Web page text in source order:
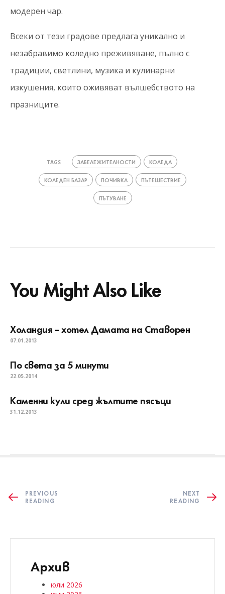
модерен чар.
Всеки от тези градове предлага уникално и
незабравимо коледно преживяване, пълно с
традиции, светлини, музика и кулинарни
изкушения, които оживяват вълшебството на
празниците.
TAGS ЗАБЕЛЕЖИТЕЛНОСТИ КОЛЕДА
КОЛЕДЕН БАЗАР ПОЧИВКА ПЪТЕШЕСТВИЕ
ПЪТУВАНЕ
You Might Also Like
Холандия – хотел Дамата на Ставорен
07.01.2013
По света за 5 минути
22.05.2014
Каменни кули сред жълтите пясъци
31.12.2013
PREVIOUS
READING
NEXT
READING
Архив
юли 2026